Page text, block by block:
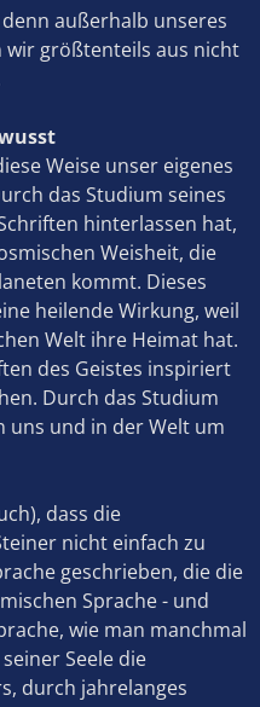
außerhalb unseres
wir größtenteils aus nicht
Weise unser eigenes
das Studium seines
hinterlassen hat,
Weisheit, die
kommt. Dieses
heilende Wirkung, weil
Welt ihre Heimat hat.
des Geistes inspiriert
Durch das Studium
uns und in der Welt um
dass die
nicht einfach zu
geschrieben, die die
Sprache - und
wie man manchmal
Seele die
durch jahrelanges